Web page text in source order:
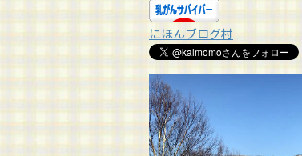
にほんブログ村